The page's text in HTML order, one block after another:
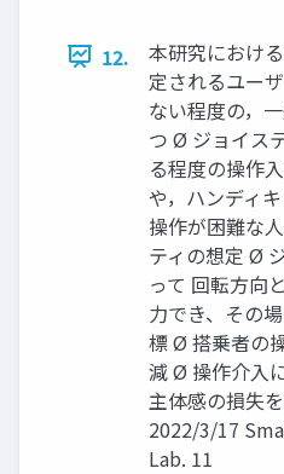
12.
本研究におけ
定されるユー
ない程度の，
つ Ø ジョイス
る程度の操作
や，ハンディ
操作が困難な
ティの想定 Ø
って 回転⽅向
⼒でき、その
標 Ø 搭乗者の
減 Ø 操作介⼊
主体感の損失
2022/3/17
Lab. 11